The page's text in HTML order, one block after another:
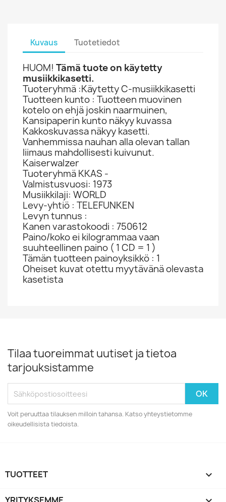
Kuvaus Tuotetiedot
HUOM! Tämä tuote on käytetty
musiikkikasetti.
Tuoteryhmä :Käytetty C-musiikkikasetti
Tuotteen kunto : Tuotteen muovinen
kotelo on ehjä joskin naarmuinen,
Kansipaperin kunto näkyy kuvassa
Kakkoskuvassa näkyy kasetti.
Vanhemmissa nauhan alla olevan tallan
liimaus mahdollisesti kuivunut.
Kaiserwalzer
Tuoteryhmä KKAS -
Valmistusvuosi: 1973
Musiikkilaji: WORLD
Levy-yhtiö : TELEFUNKEN
Levyn tunnus :
Kanen varastokoodi : 750612
Paino/koko ei kilogrammaa vaan
suuhteellinen paino ( 1 CD = 1 )
Tämän tuotteen painoyksikkö : 1
Oheiset kuvat otettu myytävänä olevasta
kasetista
Tilaa tuoreimmat uutiset ja tietoa
tarjouksistamme
Voit peruuttaa tilauksen milloin tahansa. Katso yhteystietomme
oikeudellisista tiedoista.
TUOTTEET 